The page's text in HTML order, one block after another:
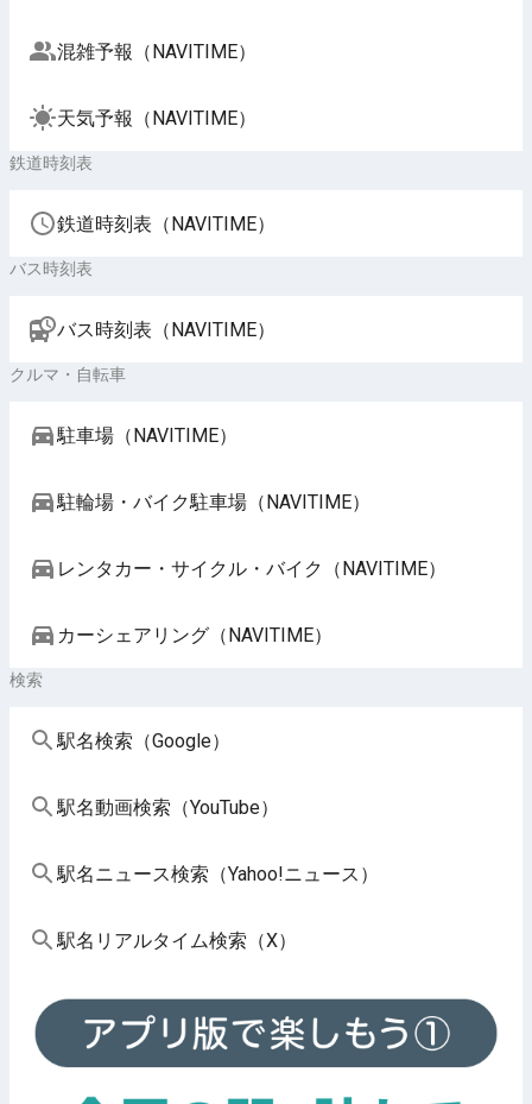
混雑予報（NAVITIME）
天気予報（NAVITIME）
鉄道時刻表
鉄道時刻表（NAVITIME）
バス時刻表
バス時刻表（NAVITIME）
クルマ・自転車
駐車場（NAVITIME）
駐輪場・バイク駐車場（NAVITIME）
レンタカー・サイクル・バイク（NAVITIME）
カーシェアリング（NAVITIME）
検索
駅名検索（Google）
駅名動画検索（YouTube）
駅名ニュース検索（Yahoo!ニュース）
駅名リアルタイム検索（X）